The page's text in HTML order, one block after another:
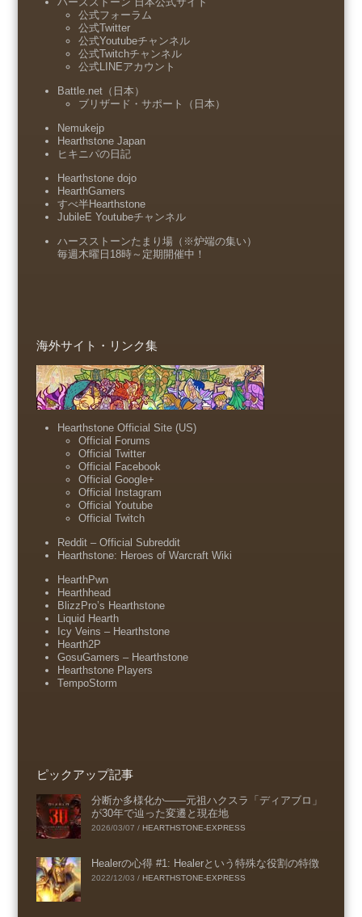
公式フォーラム
公式Twitter
公式Youtubeチャンネル
公式Twitchチャンネル
公式LINEアカウント
Battle.net（日本）
ブリザード・サポート（日本）
Nemukejp
Hearthstone Japan
ヒキニパの日記
Hearthstone dojo
HearthGamers
すべ半Hearthstone
JubileE Youtubeチャンネル
ハースストーンたまり場（※炉端の集い）
毎週木曜日18時～定期開催中！
海外サイト・リンク集
Hearthstone Official Site (US)
Official Forums
Official Twitter
Official Facebook
Official Google+
Official Instagram
Official Youtube
Official Twitch
Reddit – Official Subreddit
Hearthstone: Heroes of Warcraft Wiki
HearthPwn
Hearthhead
BlizzPro’s Hearthstone
Liquid Hearth
Icy Veins – Hearthstone
Hearth2P
GosuGamers – Hearthstone
Hearthstone Players
TempoStorm
ピックアップ記事
分断か多様化か――元祖ハクスラ「ディアブロ」
が30年で辿った変遷と現在地
2026/03/07 / HEARTHSTONE-EXPRESS
Healerの心得 #1: Healerという特殊な役割の特徴
2022/12/03 / HEARTHSTONE-EXPRESS